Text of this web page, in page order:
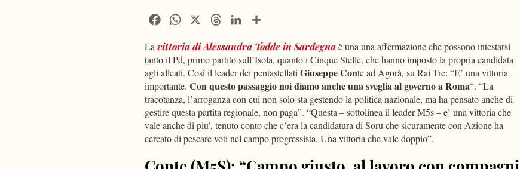
FacebookWhatsApp ThreadsLinkedIn
Lavittoria di Alessandra Todde in Sardegnaè una una affermazione che possono intestarsi
tanto il Pd, primo partito sull’Isola, quanto i Cinque Stelle, che hanno imposto la propria candidata
agli alleati. Così il leader dei pentastellatiGiuseppe Conte ad Agorà, su Rai Tre: “E’ una vittoria
importante. Con questo passaggio noi diamo anche una sveglia al governo a Roma“. “La
tracotanza, l’arroganza con cui non solo sta gestendo la politica nazionale, ma ha pensato anche di
gestire questa partita regionale, non paga”. “Questa – sottolinea il leader M5s – e’ una vittoria che
vale anche di piu’, tenuto conto che c’era la candidatura di Soru che sicuramente con Azione ha
cercato di pescare voti nel campo progressista. Una vittoria che vale doppio”.